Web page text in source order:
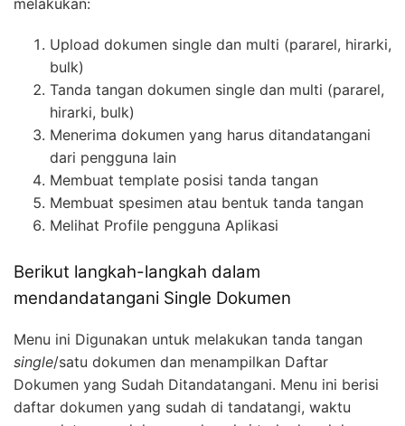
Upload dokumen single dan multi (pararel, hirarki,
bulk)
Tanda tangan dokumen single dan multi (pararel,
hirarki, bulk)
Menerima dokumen yang harus ditandatangani
dari pengguna lain
Membuat template posisi tanda tangan
Membuat spesimen atau bentuk tanda tangan
Melihat Profile pengguna Aplikasi
Berikut langkah-langkah dalam
mendandatangani Single Dokumen
Menu ini Digunakan untuk melakukan tanda tangan
single/satu dokumen dan menampilkan Daftar
Dokumen yang Sudah Ditandatangani. Menu ini berisi
daftar dokumen yang sudah di tandatangi, waktu